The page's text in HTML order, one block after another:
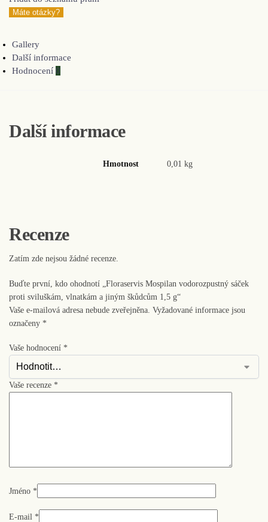
Máte otázky?
Gallery
Další informace
Hodnocení 0
Další informace
Hmotnost 0,01 kg
Recenze
Zatím zde nejsou žádné recenze.
Buďte první, kdo ohodnotí „Floraservis Mospilan vodorozpustný sáček
proti sviluškám, vlnatkám a jiným škůdcům 1,5 g“
Vaše e-mailová adresa nebude zveřejněna. Vyžadované informace jsou
označeny *
Vaše hodnocení *
Vaše recenze *
Jméno *
E-mail *